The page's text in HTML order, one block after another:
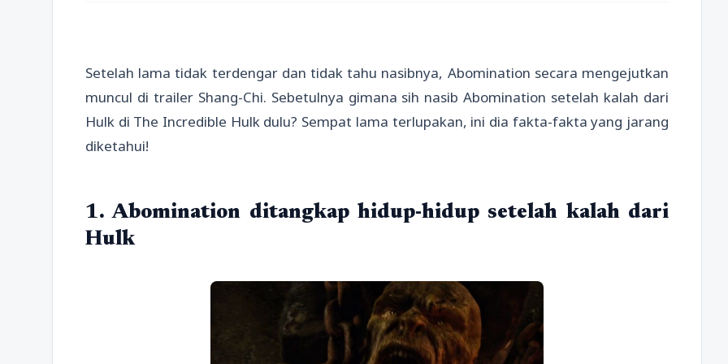
Setelah lama tidak terdengar dan tidak tahu nasibnya, Abomination secara mengejutkan
muncul di trailer Shang-Chi. Sebetulnya gimana sih nasib Abomination setelah kalah dari
Hulk di The Incredible Hulk dulu? Sempat lama terlupakan, ini dia fakta-fakta yang jarang
diketahui!
1. Abomination ditangkap hidup-hidup setelah kalah dari
Hulk